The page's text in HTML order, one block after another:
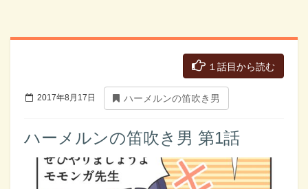
１話目から読む
2017年8月17日 ハーメルンの笛吹き男
ハーメルンの笛吹き男 第1話